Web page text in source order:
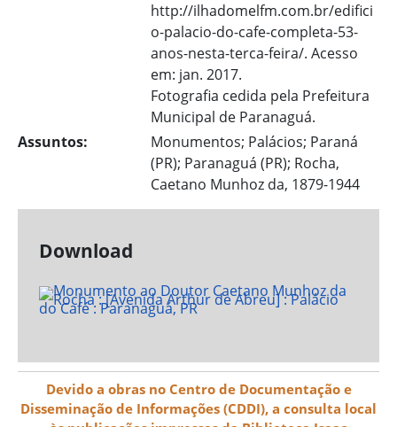
http://ilhadomelfm.com.br/edifici
o-palacio-do-cafe-completa-53-
anos-nesta-terca-feira/. Acesso
em: jan. 2017.
Fotografia cedida pela Prefeitura
Municipal de Paranaguá.
Assuntos:
Monumentos; Palácios; Paraná
(PR); Paranaguá (PR); Rocha,
Caetano Munhoz da, 1879-1944
Download
Devido a obras no Centro de Documentação e
Disseminação de Informações (CDDI), a consulta local